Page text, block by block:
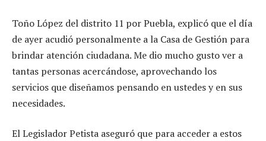
Toño López del distrito 11 por Puebla, explicó que el día
de ayer acudió personalmente a la Casa de Gestión para
brindar atención ciudadana. Me dio mucho gusto ver a
tantas personas acercándose, aprovechando los
servicios que diseñamos pensando en ustedes y en sus
necesidades.
El Legislador Petista aseguró que para acceder a estos